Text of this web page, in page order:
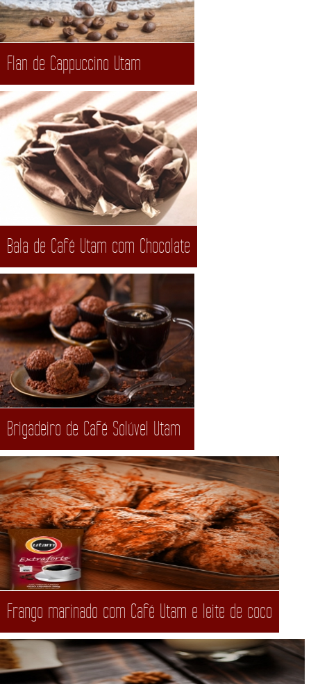
Flan de Cappuccino Utam
Bala de Café Utam com Chocolate
Brigadeiro de Café Solúvel Utam
Frango marinado com Café Utam e leite de coco